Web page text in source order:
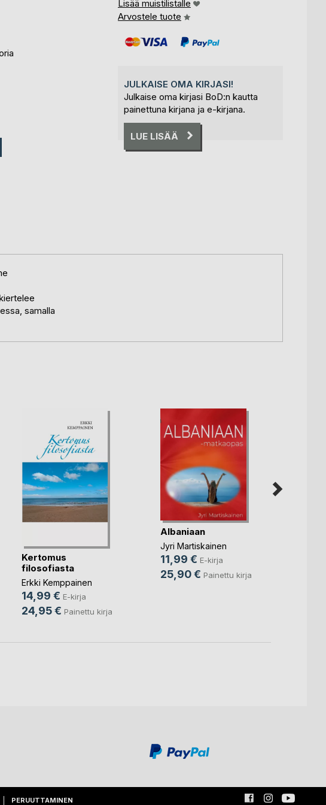
Lisää muistilistalle
Arvostele tuote
JULKAISE OMA KIRJASI!
Julkaise oma kirjasi BoD:n kautta
painettuna kirjana ja e-kirjana.
LUE LISÄÄ
samalla
Kertomus
filosofiasta
Erkki Kemppainen
14,99 € E-kirja
24,95 € Painettu kirja
Albaniaan
Jyri Martiskainen
11,99 € E-kirja
25,90 € Painettu kirja
PERUUTTAMINEN